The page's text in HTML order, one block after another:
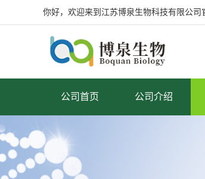
你好，欢迎来到江苏博泉生物科技有限公司
公司首页 公司介绍